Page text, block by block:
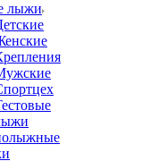
лыжи